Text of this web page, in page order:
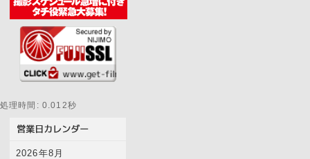
処理時間: 0.012秒
2026年8月